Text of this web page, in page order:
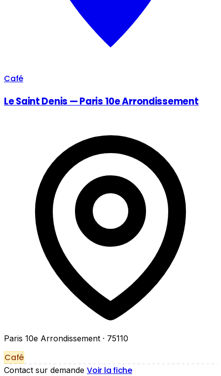
Café
Le Saint Denis — Paris 10e Arrondissement
Paris 10e Arrondissement · 75110
Café
Contact sur demande Voir la fiche